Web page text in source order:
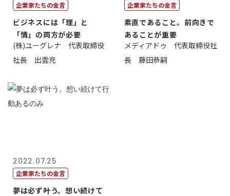
企業家たちの金言
ビジネスには「理」と
「情」の両方が必要
(株)ユーグレナ 代表取締役
社長 出雲充
企業家たちの金言
素直であること。前向きで
あることが重要
メディアドゥ 代表取締役社
長 藤田恭嗣
2022.07.25
企業家たちの金言
夢は必ず叶う。想い続けて